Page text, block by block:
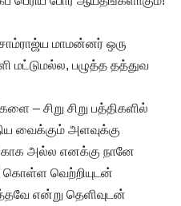
மாமன்னர் ஒரு
மட்டுமல்ல, பழுத்த தத்துவ
– சிறு சிறு பத்திகளில்
வைக்கும் அளவுக்கு
அல்ல எனக்கு நானே
கொள்ள வெற்றியுடன்
என்று தெளிவுடன்